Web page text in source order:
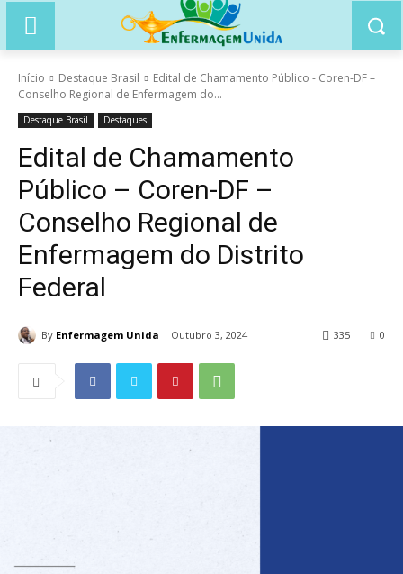
Início Destaque Brasil
Edital de Chamamento Público - Coren-DF –
Conselho Regional de Enfermagem do...
Destaque Brasil Destaques
Edital de Chamamento
Público – Coren-DF –
Conselho Regional de
Enfermagem do Distrito
Federal
By Enfermagem Unida Outubro 3, 2024 0
335